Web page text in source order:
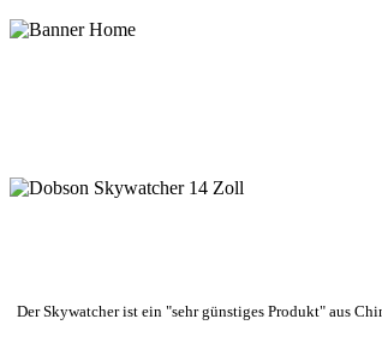
Der Skywatcher ist ein "sehr günstiges Produkt" aus